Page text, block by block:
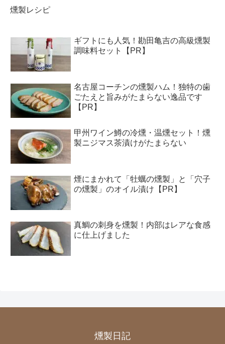
燻製レシピ
ギフトにも人気！勘田亀吉の高級燻製
調味料セット【PR】
名古屋コーチンの燻製ハム！独特の歯
ごたえと旨みがたまらない逸品です
【PR】
甲州ワイン鱒の冷燻・温燻セット！燻
製ニジマス茶漬けがたまらない
煙にまかれて「牡蠣の燻製」と「穴子
の燻製」のオイル漬け【PR】
真鯛の刺身を燻製！内部はレアな食感
に仕上げました
燻製日記